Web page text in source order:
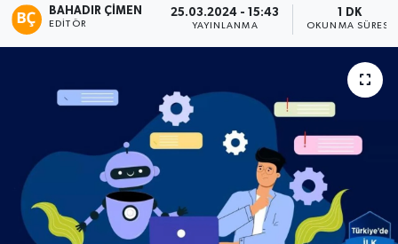
BAHADIR ÇIMEN
EDITÖR
25.03.2024 - 15:43
YAYINLANMA
1 DK
OKUNMA SÜRESI